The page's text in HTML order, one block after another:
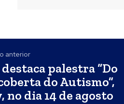
anterior
palestra “Do
do Autismo”,
no dia 14 de agosto